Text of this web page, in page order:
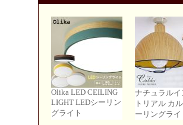
Olika LED CEILING
LIGHT LEDシーリン
グライト
ナチュラルイ
トリアル カ
ーリングライ